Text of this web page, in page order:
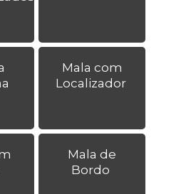
Mala com
Localizador
Mala de
Bordo